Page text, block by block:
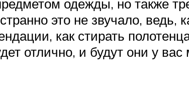
одежды, но также
это не звучало,
как стирать
отлично, и будут они у